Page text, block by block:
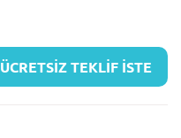
ÜCRETSİZ TEKLİF İSTE